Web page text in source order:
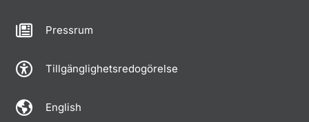
Pressrum
Tillgänglighetsredogörelse
English